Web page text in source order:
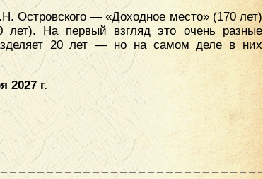
Островского — «Доходное место» (170 лет)
На первый взгляд это очень разные
20 лет — но на самом деле в них
2027 г.